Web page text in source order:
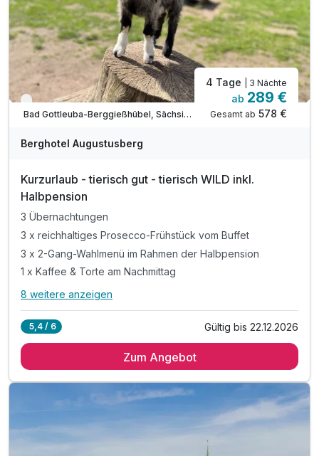
Verfügbar bis Dezember
Bad Gottleuba-Berggießhübel, Sächsische Schweiz / Elbsandsteingebirge
4 Tage | 3 Nächte
ab 289 €
Gesamt ab 578 €
Berghotel Augustusberg
Kurzurlaub - tierisch gut - tierisch WILD inkl.
Halbpension
3 Übernachtungen
3 x reichhaltiges Prosecco-Frühstück vom Buffet
3 x 2-Gang-Wahlmenü im Rahmen der Halbpension
1 x Kaffee & Torte am Nachmittag
Alle Inklusivleistungen
3 x reichhaltiges Prosecco-Frühstück vom Buffet
1 x Kaffee & Torte am Nachmittag
1 x Eintritt in den Wildpark Osterzgebirge
1 x Wanderkarte pro Zimmer
1 x 1 Flasche Wasser bei Anreise auf dem Zimmer
8 weitere anzeigen
5,4 / 6 Gültig bis 22.12.2026
Zum Angebot